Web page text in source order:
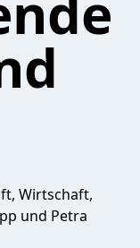
Wirtschaft,
und Petra